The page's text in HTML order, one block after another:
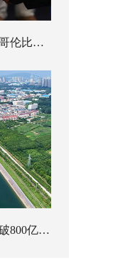
德拉埃斯普列亚宣誓就任哥伦比亚总统
南水北调中线工程调水突破800亿立方米